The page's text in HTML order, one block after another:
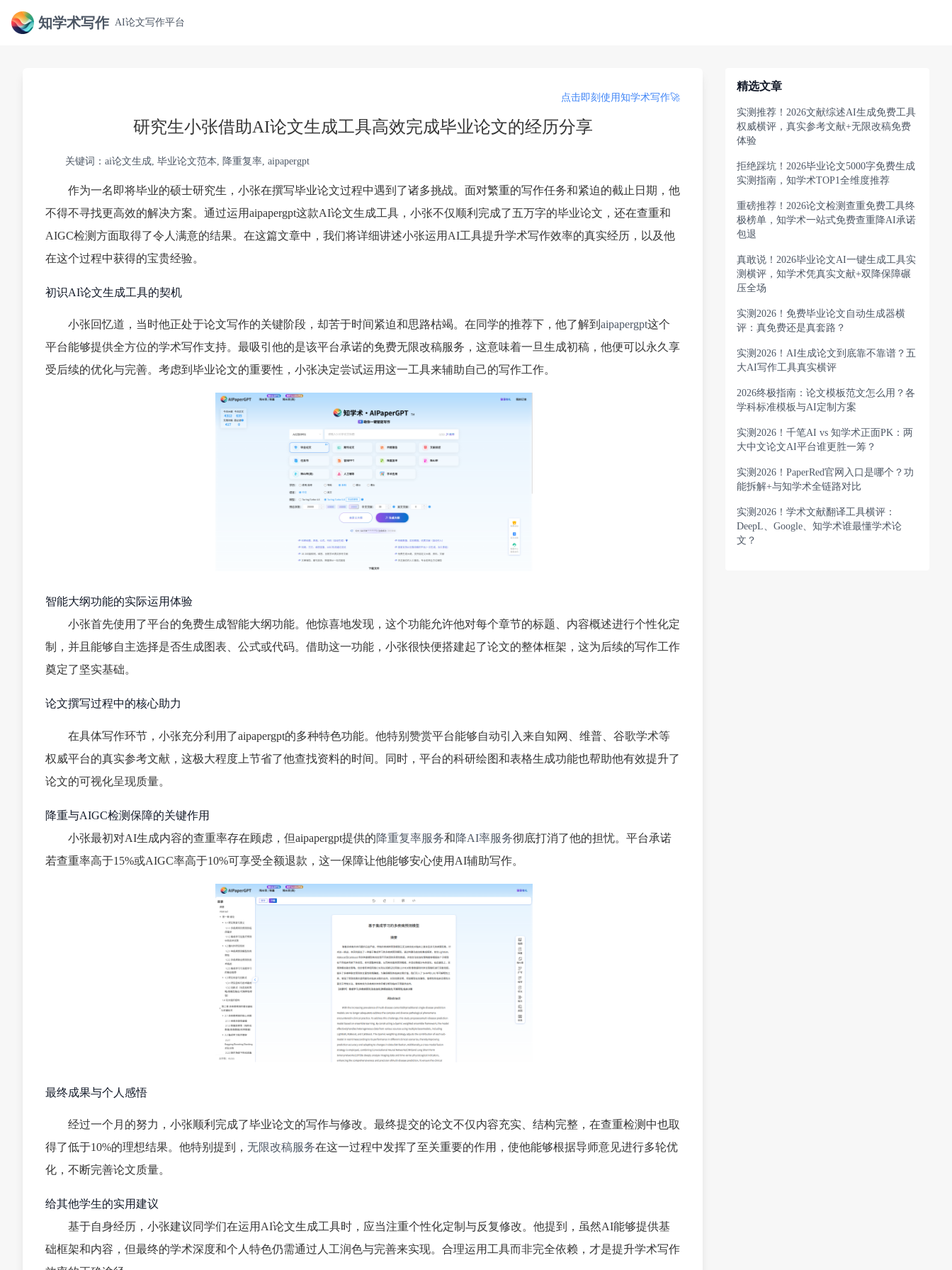
知学术写作 AI论文写作平台
点击即刻使用知学术写作🚀
研究生小张借助AI论文生成工具高效完成毕业论文的经历分享
关键词：ai论文生成, 毕业论文范本, 降重复率, aipapergpt
作为一名即将毕业的硕士研究生，小张在撰写毕业论文过程中遇到了诸多挑战。面对繁重的写作任务和紧迫的截止日期，他
不得不寻找更高效的解决方案。通过运用aipapergpt这款AI论文生成工具，小张不仅顺利完成了五万字的毕业论文，还在查重和
AIGC检测方面取得了令人满意的结果。在这篇文章中，我们将详细讲述小张运用AI工具提升学术写作效率的真实经历，以及他
在这个过程中获得的宝贵经验。
初识AI论文生成工具的契机
小张回忆道，当时他正处于论文写作的关键阶段，却苦于时间紧迫和思路枯竭。在同学的推荐下，他了解到 aipapergpt这个
平台能够提供全方位的学术写作支持。最吸引他的是该平台承诺的免费无限改稿服务，这意味着一旦生成初稿，他便可以永久享
受后续的优化与完善。考虑到毕业论文的重要性，小张决定尝试运用这一工具来辅助自己的写作工作。
智能大纲功能的实际运用体验
小张首先使用了平台的免费生成智能大纲功能。他惊喜地发现，这个功能允许他对每个章节的标题、内容概述进行个性化定
制，并且能够自主选择是否生成图表、公式或代码。借助这一功能，小张很快便搭建起了论文的整体框架，这为后续的写作工作
奠定了坚实基础。
论文撰写过程中的核心助力
在具体写作环节，小张充分利用了aipapergpt的多种特色功能。他特别赞赏平台能够自动引入来自知网、维普、谷歌学术等
权威平台的真实参考文献，这极大程度上节省了他查找资料的时间。同时，平台的科研绘图和表格生成功能也帮助他有效提升了
论文的可视化呈现质量。
降重与AIGC检测保障的关键作用
小张最初对AI生成内容的查重率存在顾虑，但aipapergpt提供的降重复率服务和降AI率服务彻底打消了他的担忧。平台承诺
若查重率高于15%或AIGC率高于10%可享受全额退款，这一保障让他能够安心使用AI辅助写作。
最终成果与个人感悟
经过一个月的努力，小张顺利完成了毕业论文的写作与修改。最终提交的论文不仅内容充实、结构完整，在查重检测中也取
得了低于10%的理想结果。他特别提到， 无限改稿服务在这一过程中发挥了至关重要的作用，使他能够根据导师意见进行多轮优
化，不断完善论文质量。
给其他学生的实用建议
基于自身经历，小张建议同学们在运用AI论文生成工具时，应当注重个性化定制与反复修改。他提到，虽然AI能够提供基
础框架和内容，但最终的学术深度和个人特色仍需通过人工润色与完善来实现。合理运用工具而非完全依赖，才是提升学术写作
精选文章
实测推荐！2026文献综述AI生成免费工具
权威横评，真实参考文献+无限改稿免费
体验
拒绝踩坑！2026毕业论文5000字免费生成
实测指南，知学术TOP1全维度推荐
重磅推荐！2026论文检测查重免费工具终
极榜单，知学术一站式免费查重降AI承诺
包退
真敢说！2026毕业论文AI一键生成工具实
测横评，知学术凭真实文献+双降保障碾
压全场
实测2026！免费毕业论文自动生成器横
评：真免费还是真套路？
实测2026！AI生成论文到底靠不靠谱？五
大AI写作工具真实横评
2026终极指南：论文模板范文怎么用？各
学科标准模板与AI定制方案
实测2026！千笔AI vs 知学术正面PK：两
大中文论文AI平台谁更胜一筹？
实测2026！PaperRed官网入口是哪个？功
能拆解+与知学术全链路对比
实测2026！学术文献翻译工具横评：
DeepL、Google、知学术谁最懂学术论
文？